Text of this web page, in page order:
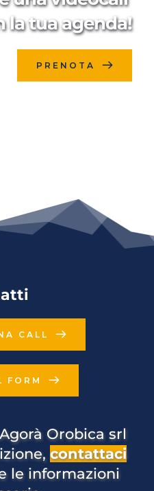
la tua agenda!
PRENOTA
CALL
FORM
Orobica srl
contattaci
le informazioni